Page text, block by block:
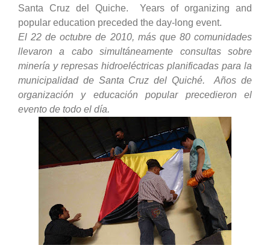
Santa Cruz del Quiche. Years of organizing and
popular education preceded the day-long event.
El 22 de octubre de 2010, más que 80 comunidades
llevaron a cabo simultáneamente consultas sobre
minería y represas hidroeléctricas planificadas para la
municipalidad de Santa Cruz del Quiché. Años de
organización y educación popular precedieron el
evento de todo el día.